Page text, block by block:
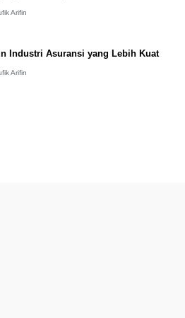
Arifin
Industri Asuransi yang Lebih Kuat
Arifin